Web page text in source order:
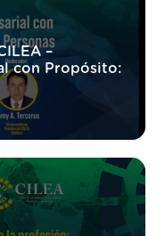
–
con Propósito: